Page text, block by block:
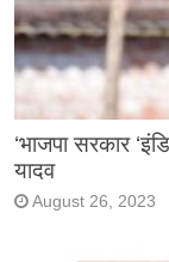
‘भाजपा सरकार
यादव
August 26, 2023